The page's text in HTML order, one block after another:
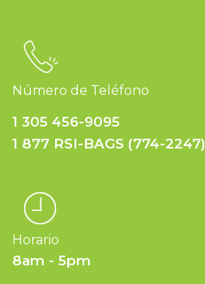
Número de Teléfono
1 305 456-9095
1 877 RSI-BAGS (774-2247)
Horario
8am - 5pm